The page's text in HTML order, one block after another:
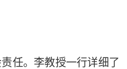
任。李教授一行详细了